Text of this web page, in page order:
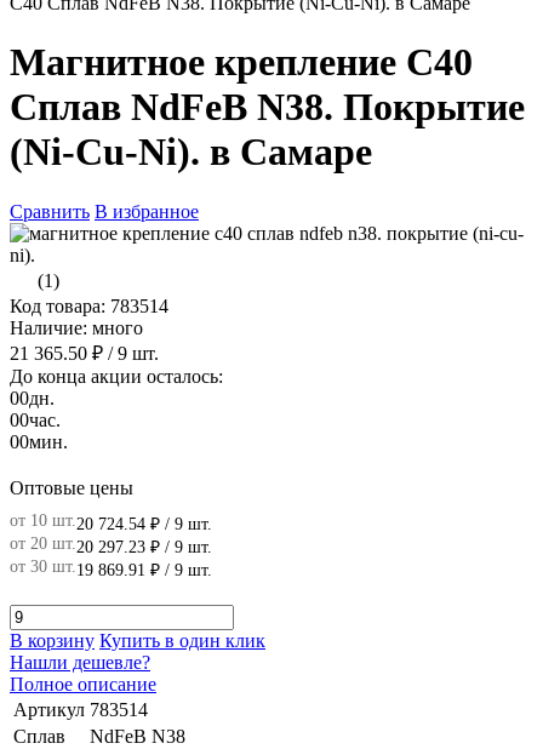
Магнитное крепление C40
Сплав NdFeB N38. Покрытие
(Ni-Cu-Ni). в Самаре
Сравнить В избранное
(1)
Код товара: 783514
Наличие: много
21 365.50 ₽ / 9 шт.
До конца акции осталось:
00дн.
00час.
00мин.
Оптовые цены
от 10 шт. 20 724.54 ₽ / 9 шт.
от 20 шт. 20 297.23 ₽ / 9 шт.
от 30 шт. 19 869.91 ₽ / 9 шт.
В корзину Купить в один клик
Нашли дешевле?
Полное описание
Артикул 783514
Сплав
NdFeB N38